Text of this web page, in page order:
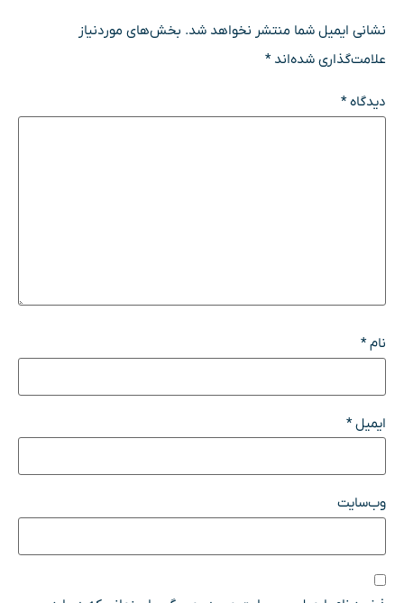
نشانی ایمیل شما منتشر نخواهد شد. بخش‌های موردنیاز
علامت‌گذاری شده‌اند*
دیدگاه*
نام*
ایمیل*
وب‌سایت